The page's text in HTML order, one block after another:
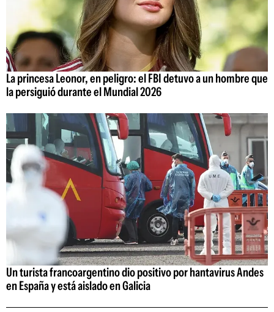
La princesa Leonor, en peligro: el FBI detuvo a un hombre que
la persiguió durante el Mundial 2026
Un turista francoargentino dio positivo por hantavirus Andes
en España y está aislado en Galicia